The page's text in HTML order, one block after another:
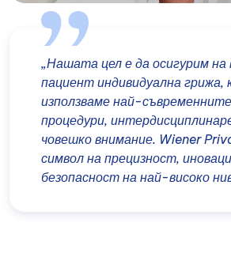
„Нашата цел е да осигурим на
пациент индивидуална грижа,
използваме най-
процедури,
човешко внимание. Wiener
символ на прецизност,
безопасност на най-високо